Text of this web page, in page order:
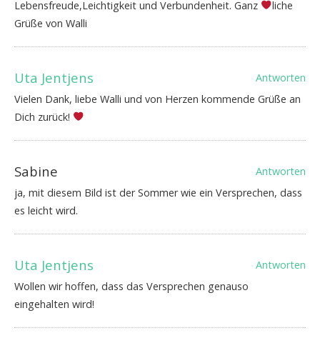
Lebensfreude,Leichtigkeit und Verbundenheit. Ganz
liche
Grüße von Walli
Uta Jentjens
Antworten
Vielen Dank, liebe Walli und von Herzen kommende Grüße an
Dich zurück!
Sabine
Antworten
ja, mit diesem Bild ist der Sommer wie ein Versprechen, dass
es leicht wird.
Uta Jentjens
Antworten
Wollen wir hoffen, dass das Versprechen genauso
eingehalten wird!